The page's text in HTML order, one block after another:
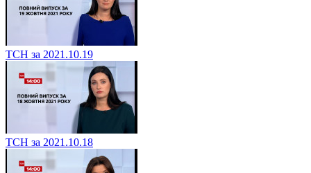
ТСН за 2021.10.19
ТСН за 2021.10.18